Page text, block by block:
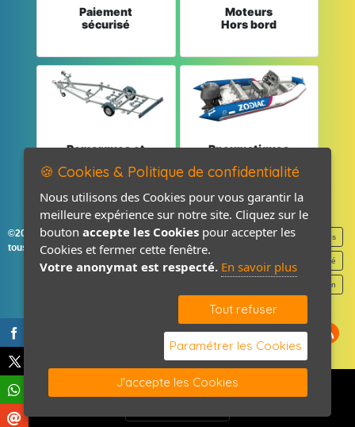
Paiement
sécurisé
Moteurs
Hors bord
Remorques et
Pneumatiques
©2026-2027 France Accastillage
tous droits réservés
Mentions légales
Politique de confidentialité
Contact / Plan
🍪 Cookies & Politique de confidentialité
Nous utilisons des Cookies pour vous garantir la
meilleure expérience sur notre site. Cliquez sur le
bouton accepte les Cookies pour accepter les
Cookies et fermer cette fenêtre.
Votre anonymat est respecté. En savoir plus
Tout refuser
Paramétrer les Cookies
J'accepte les Cookies